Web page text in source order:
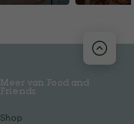
Meer van Food and
Friends
Shop